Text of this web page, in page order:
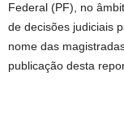
Federal (PF), no
de decisões judiciais
nome das
publicação desta